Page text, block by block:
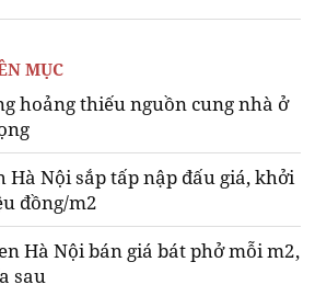
MỤC
hoảng thiếu nguồn cung nhà ở
Nội sắp tấp nập đấu giá, khởi
đồng/m2
Hà Nội bán giá bát phở mỗi m2,
sau